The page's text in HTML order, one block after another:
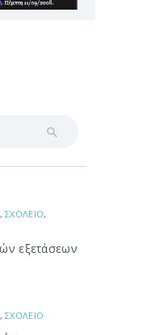
,ΣΧΟΛΕΙΟ,
εξετάσεων
,ΣΧΟΛΕΙΟ